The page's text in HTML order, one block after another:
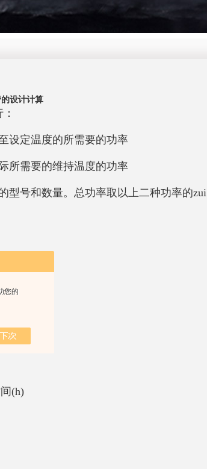
您的
设计计算
设定温度的所需要的功率
所需要的维持温度的功率
型号和数量。总功率取以上二种功率的zui
2
Kg℃)
(h)